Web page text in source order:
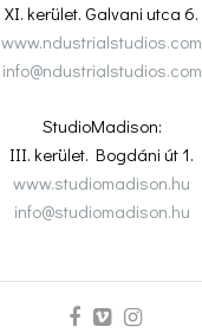
XI. kerület. Galvani utca 6.
www.ndustrialstudios.com
info@ndustrialstudios.com
StudioMadison:
III. kerület. Bogdáni út 1.
www.studiomadison.hu
info@studiomadison.hu